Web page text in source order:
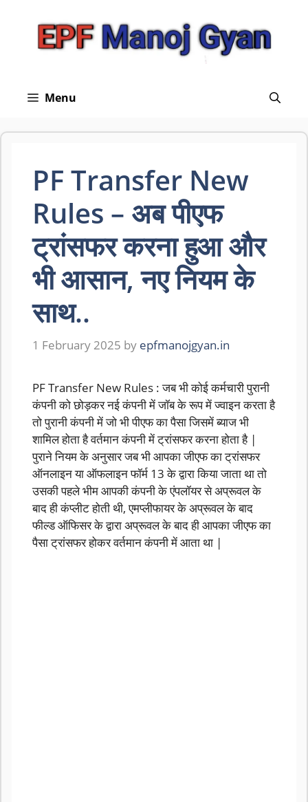
Menu
PF Transfer New
Rules – अब पीएफ
ट्रांसफर करना हुआ और
भी आसान, नए नियम के
साथ..
1 February 2025 by epfmanojgyan.in
PF Transfer New Rules : जब भी कोई कर्मचारी पुरानी
कंपनी को छोड़कर नई कंपनी में जॉब के रूप में ज्वाइन करता है
तो पुरानी कंपनी में जो भी पीएफ का पैसा जिसमें ब्याज भी
शामिल होता है वर्तमान कंपनी में ट्रांसफर करना होता है |
पुराने नियम के अनुसार जब भी आपका जीएफ का ट्रांसफर
ऑनलाइन या ऑफलाइन फॉर्म 13 के द्वारा किया जाता था तो
उसकी पहले भीम आपकी कंपनी के एंपलॉयर से अप्रूवल के
बाद ही कंप्लीट होती थी, एमप्लीफायर के अप्रूवल के बाद
फील्ड ऑफिसर के द्वारा अप्रूवल के बाद ही आपका जीएफ का
पैसा ट्रांसफर होकर वर्तमान कंपनी में आता था |